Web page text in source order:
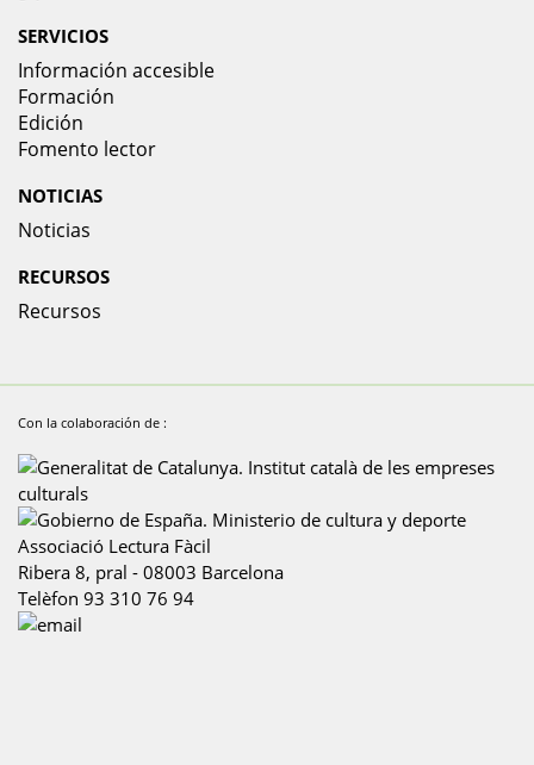
SERVICIOS
Información accesible
Formación
Edición
Fomento lector
NOTICIAS
Noticias
RECURSOS
Recursos
Con la colaboración de :
Associació Lectura Fàcil
Ribera 8, pral - 08003 Barcelona
Telèfon 93 310 76 94